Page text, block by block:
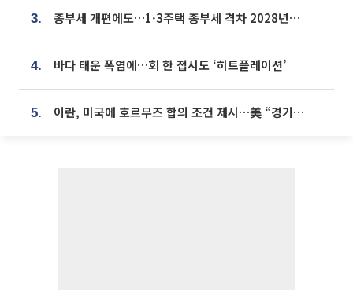
3. 종부세 개편에도…1·3주택 종부세 격차 2028년부터 확대
4. 바다 태운 폭염에…회 한 접시도 ‘히트플레이션’
5. 이란, 미국에 호르무즈 합의 조건 제시…美 “경기 아직 안 끝나” [종합]